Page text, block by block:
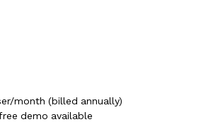
month (billed annually)
demo available